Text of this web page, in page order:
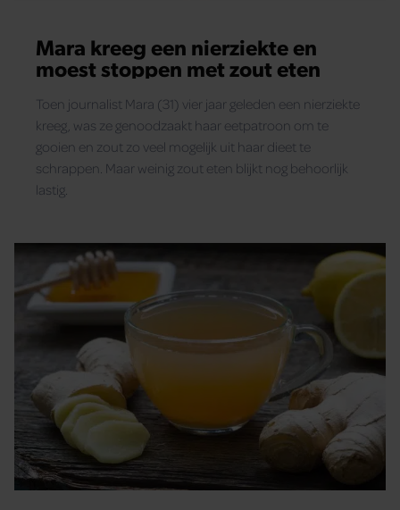
Mara kreeg een nierziekte en
moest stoppen met zout eten
Toen journalist Mara (31) vier jaar geleden een nierziekte
kreeg, was ze genoodzaakt haar eetpatroon om te
gooien en zout zo veel mogelijk uit haar dieet te
schrappen. Maar weinig zout eten blijkt nog behoorlijk
lastig.